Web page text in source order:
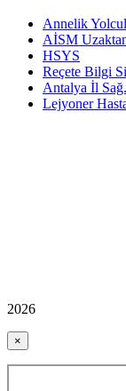
Annelik
AİSM Uzaktan
HSYS
Reçete Bilgi
Antalya İl
Lejyoner
2026
×